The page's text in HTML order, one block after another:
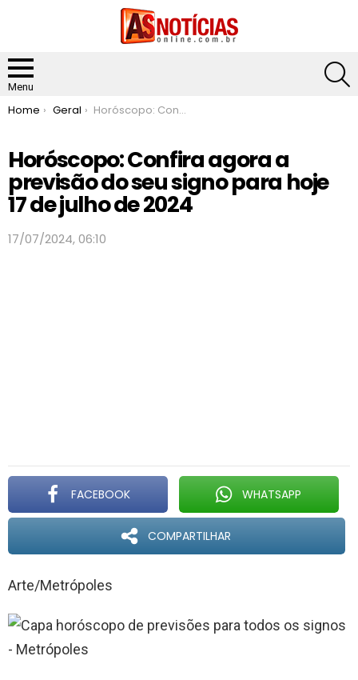
Menu
You are here:
Home Geral Horóscopo: Confira agora a previsão do seu signo para hoje 17 de julho de 2024
Horóscopo: Confira agora a
previsão do seu signo para hoje
17 de julho de 2024
17/07/2024, 06:10
FACEBOOK WHATSAPP
COMPARTILHAR
Arte/Metrópoles